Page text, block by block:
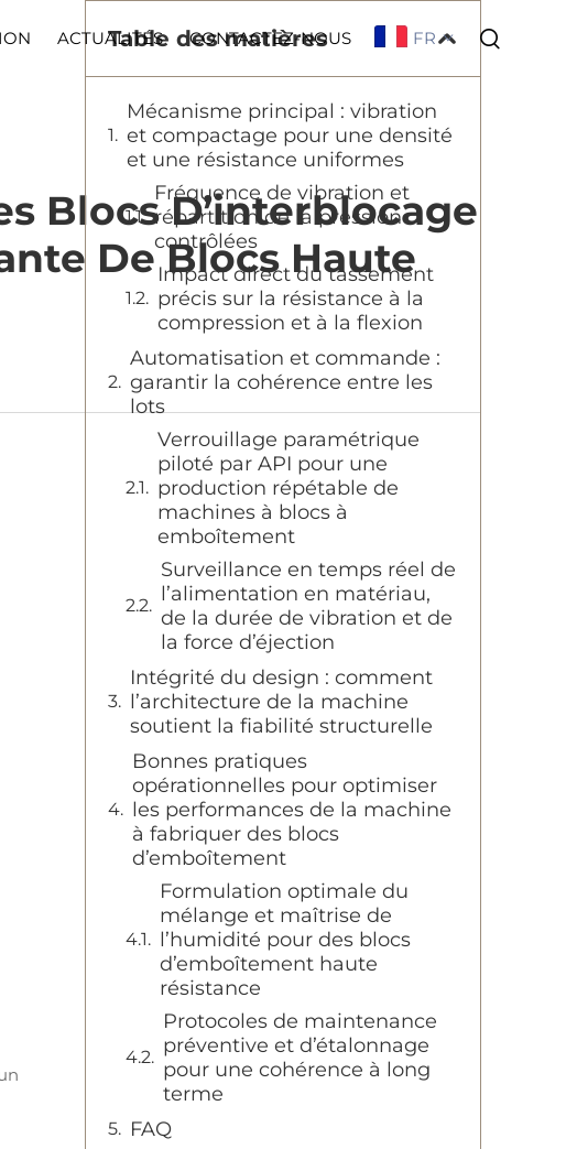
ACTUALITÉS CONTACTEZ-NOUS FR
Blocs D’interblocage
De Blocs Haute
Table des matières
Mécanisme principal : vibration
et compactage pour une densité
et une résistance uniformes
Fréquence de vibration et
répartition de la pression
contrôlées
Impact direct du tassement
précis sur la résistance à la
compression et à la flexion
Automatisation et commande :
garantir la cohérence entre les
lots
Verrouillage paramétrique
piloté par API pour une
production répétable de
machines à blocs à
emboîtement
Surveillance en temps réel de
l’alimentation en matériau,
de la durée de vibration et de
la force d’éjection
Intégrité du design : comment
l’architecture de la machine
soutient la fiabilité structurelle
Bonnes pratiques
opérationnelles pour optimiser
les performances de la machine
à fabriquer des blocs
d’emboîtement
Formulation optimale du
mélange et maîtrise de
l’humidité pour des blocs
d’emboîtement haute
résistance
Protocoles de maintenance
préventive et d’étalonnage
pour une cohérence à long
terme
FAQ